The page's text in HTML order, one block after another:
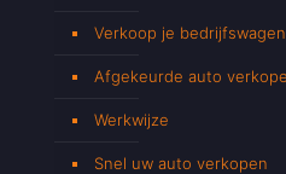
Verkoop je
Afgekeurde auto
Werkwijze
Snel uw auto verkopen